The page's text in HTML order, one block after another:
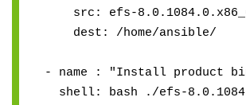
src: efs-
dest: /home/ansible/
- name : "Install product
shell: bash ./efs-